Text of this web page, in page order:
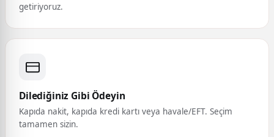
getiriyoruz.
Dilediğiniz Gibi Ödeyin
Kapıda nakit, kapıda kredi kartı veya havale/EFT. Seçim
tamamen sizin.